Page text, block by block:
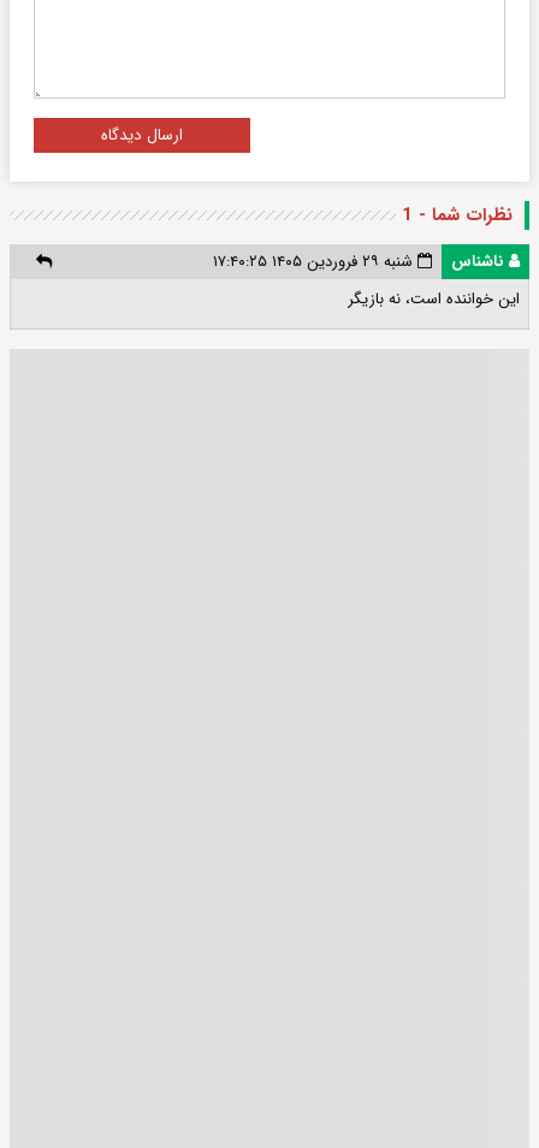
ارسال دیدگاه
نظرات شما - 1
ناشناس
شنبه ۲۹ فروردین ۱۴۰۵ ۱۷:۴۰:۲۵
این خواننده است، نه بازیگر